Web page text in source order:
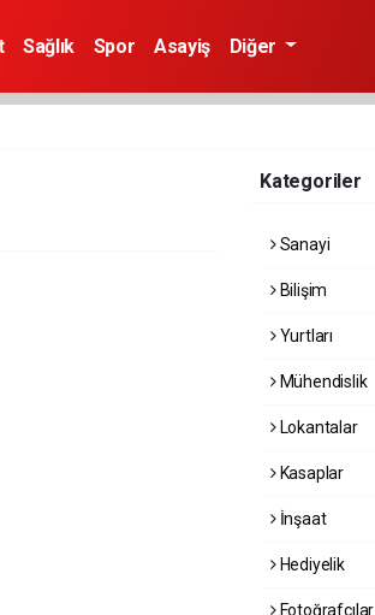
Sağlık Spor Asayiş Diğer
Kategoriler
Sanayi
Bilişim
Yurtları
Mühendislik
Lokantalar
Kasaplar
İnşaat
Hediyelik
Fotoğrafçılar